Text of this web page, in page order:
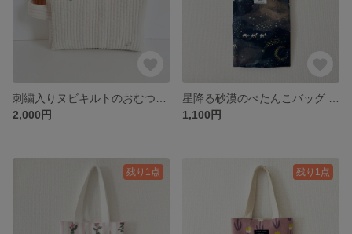
2,000円
1,100円
残り1点 残り1点